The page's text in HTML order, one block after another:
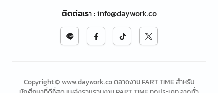
ติดต่อเรา:info@daywork.co
Copyright © www.daywork.co ตลาดงาน PART TIME สำหรับ